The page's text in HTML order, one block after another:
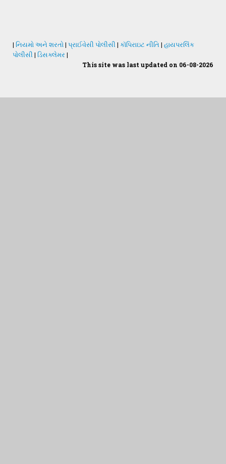
| નિયમો અને શરતો| પ્રાઈવેસી પોલીસી | કૉપિરાઇટ નીતિ | હાયપરલિંક
પોલીસી | ડિસક્લેમર |
This site was last updated on 06-08-2026